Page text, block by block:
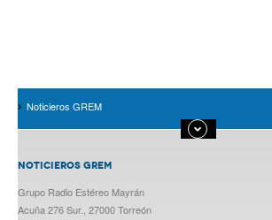
Noticieros GREM
NOTICIEROS GREM
Grupo Radio Estéreo Mayrán
Acuña 276 Sur., 27000 Torreón